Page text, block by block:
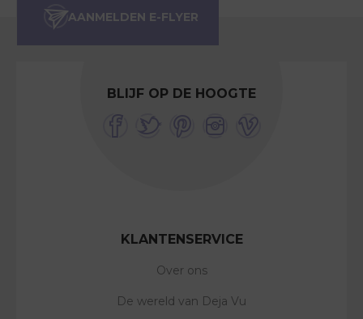
BLIJF OP DE HOOGTE
KLANTENSERVICE
Over ons
De wereld van Deja Vu